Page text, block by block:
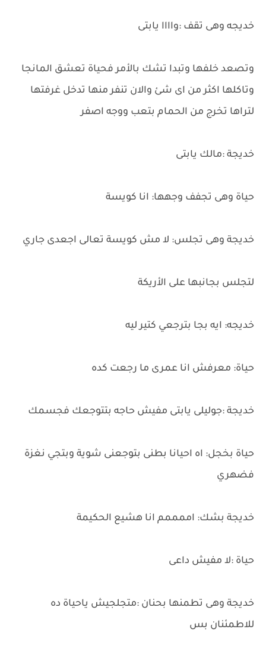
خديجه وهى تقف :واااا يابتى
وتصعد خلفها وتبدا تشك بالأمر فحياة تعشق المانجا
وتاكلها اكثر من اى شئ والان تنفر منها تدخل غرفتها
لتراها تخرج من الحمام بتعب ووجه اصفر
خديجة :مالك يابتى
حياة وهى تجفف وجهها: انا كويسة
خديجة وهى تجلس: لا مش كويسة تعالى اجعدى جاري
لتجلس بجانبها على الأريكة
خديجه: ايه بجا بترجعي كتير ليه
حياة: معرفش انا عمرى ما رجعت كده
خديجة :جوليلى يابتى مفيش حاجه بتتوجعك فجسمك
حياة بخجل: اه احيانا بطنى بتوجعنى شوية وبتجي نغزة
فضهري
خديجة بشك: اممممم انا هشيع الحكيمة
حياة :لا مفيش داعى
خديجة وهى تطمنها بحنان :متجلجيش ياحياة ده
للاطمئنان بس